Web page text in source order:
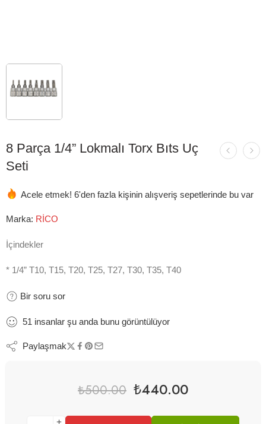
8 Parça 1/4” Lokmalı Torx Bıts Uç
Seti
Acele etmek! 6'den fazla kişinin alışveriş sepetlerinde bu var
Marka: RİCO
İçindekler
* 1/4” T10, T15, T20, T25, T27, T30, T35, T40
Bir soru sor
51 insanlar şu anda bunu görüntülüyor
Paylaşmak
₺500.00 ₺440.00